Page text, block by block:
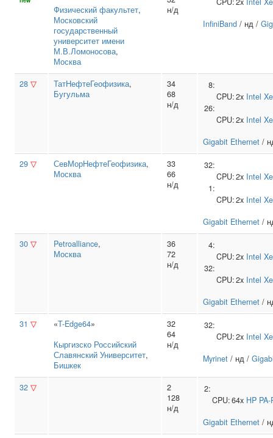
Физический факультет,
Московский
государственный
университет имени
М.В.Ломоносова,
Москва
н/д
InfiniBand / нд /
28 ▽ ТатНефтеГеофизика,
Бугульма
34
68
н/д
8:
CPU:2x Intel
26:
CPU:2x Intel
Gigabit Ethernet /
29 ▽ СевМорНефтеГеофизика,
Москва
33
66
н/д
32:
CPU:2x Intel
1:
CPU:2x Intel
Gigabit Ethernet /
30 ▽ Petroalliance,
Москва
36
72
н/д
4:
CPU:2x Intel
32:
CPU:2x Intel
Gigabit Ethernet /
31 ▽ «T-Edge64»
Кыргизско Российский
Славянский Университет,
Бишкек
32
64
н/д
32:
CPU:2x Intel
Myrinet / нд /
32 ▽
2
128
н/д
2:
CPU:64x HP
Gigabit Ethernet /